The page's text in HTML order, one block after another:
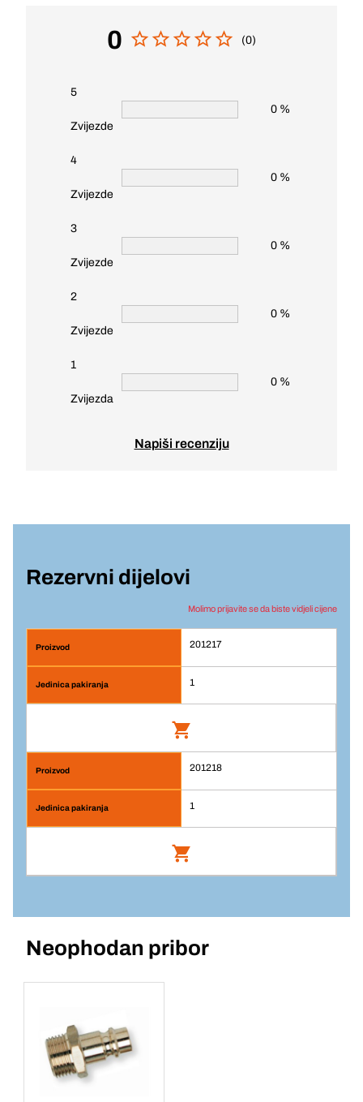
0 (0)
5
Zvijezde
0 %
4
Zvijezde
0 %
3
Zvijezde
0 %
2
Zvijezde
0 %
1
Zvijezda
0 %
Napiši recenziju
Rezervni dijelovi
Molimo prijavite se da biste vidjeli cijene
201217
1
Prijava
Jedinična cijena/ST
Dodaj u košaricu
201218
1
Neophodan pribor